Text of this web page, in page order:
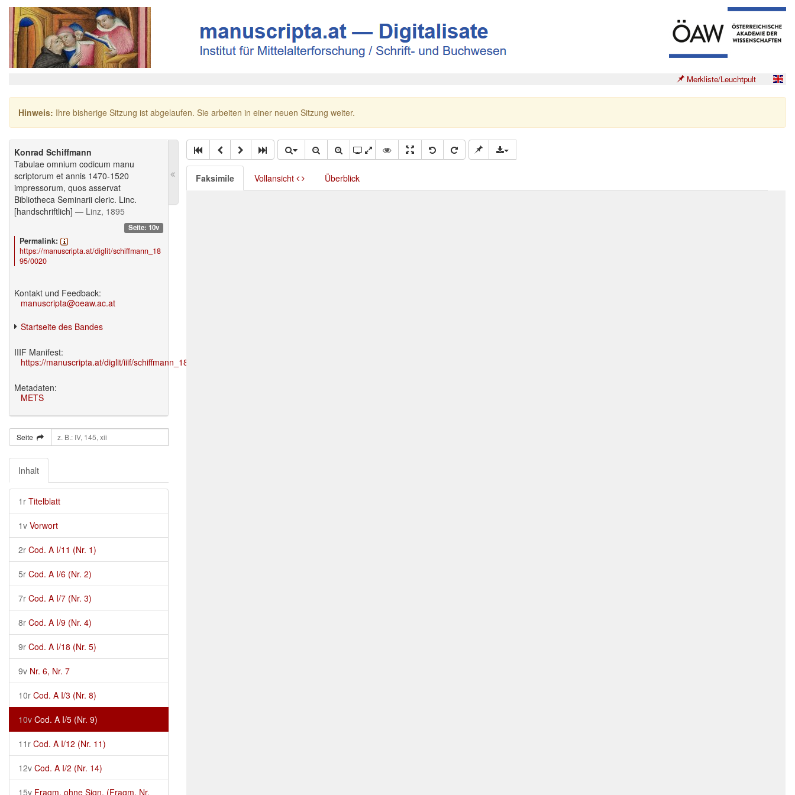
Merkliste/Leuchtpult
Hinweis: Ihre bisherige Sitzung ist abgelaufen. Sie arbeiten in einer neuen Sitzung weiter.
Konrad Schiffmann
Tabulae omnium codicum manu
scriptorum et annis 1470-1520
impressorum, quos asservat
Bibliotheca Seminarii cleric. Linc.
[handschriftlich] — Linz, 1895
Seite: 10v
Permalink:
https://manuscripta.at/diglit/schiffmann_18
95/0020
Kontakt und Feedback:
manuscripta@oeaw.ac.at
Startseite des Bandes
IIIF Manifest:
https://manuscripta.at/diglit/iiif/schiffmann_1895/manifest.json
Metadaten:
METS
Seite
Inhalt
1r Titelblatt
1v Vorwort
2r Cod. A I/11 (Nr. 1)
5r Cod. A I/6 (Nr. 2)
7r Cod. A I/7 (Nr. 3)
8r Cod. A I/9 (Nr. 4)
9r Cod. A I/18 (Nr. 5)
9v Nr. 6, Nr. 7
10r Cod. A I/3 (Nr. 8)
10v Cod. A I/5 (Nr. 9)
11r Cod. A I/12 (Nr. 11)
12v Cod. A I/2 (Nr. 14)
15v Fragm. ohne Sign. (Fragm. Nr.
Faksimile Vollansicht Überblick